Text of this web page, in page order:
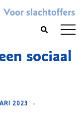
Search
menu
sociaal
2023